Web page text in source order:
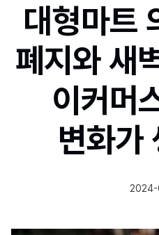
대형마트
폐지와 새
이커머
변화가
2024-